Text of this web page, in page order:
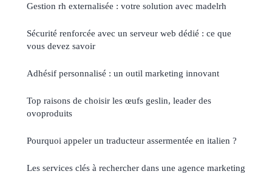
Gestion rh externalisée : votre solution avec madelrh
Sécurité renforcée avec un serveur web dédié : ce que
vous devez savoir
Adhésif personnalisé : un outil marketing innovant
Top raisons de choisir les œufs geslin, leader des
ovoproduits
Pourquoi appeler un traducteur assermentée en italien ?
Les services clés à rechercher dans une agence marketing